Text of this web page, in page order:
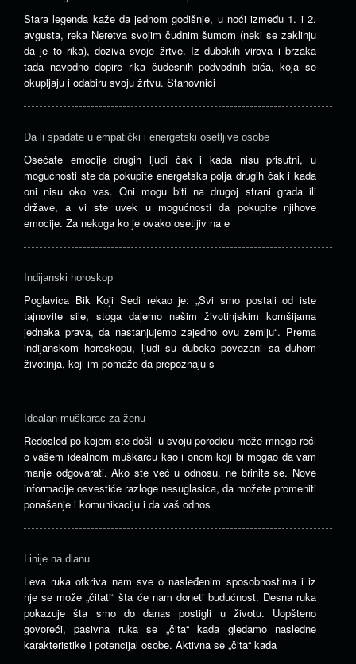
Stara legenda kaže da jednom godišnje, u noći između 1. i 2.
avgusta, reka Neretva svojim čudnim šumom (neki se zaklinju
da je to rika), doziva svoje žrtve. Iz dubokih virova i brzaka
tada navodno dopire rika čudesnih podvodnih bića, koja se
okupljaju i odabiru svoju žrtvu. Stanovnici
Da li spadate u empatički i energetski osetljive osobe
Osećate emocije drugih ljudi čak i kada nisu prisutni, u
mogućnosti ste da pokupite energetska polja drugih čak i kada
oni nisu oko vas. Oni mogu biti na drugoj strani grada ili
države, a vi ste uvek u mogućnosti da pokupite njihove
emocije. Za nekoga ko je ovako osetljiv na e
Indijanski horoskop
Poglavica Bik Koji Sedi rekao je: „Svi smo postali od iste
tajnovite sile, stoga dajemo našim životinjskim komšijama
jednaka prava, da nastanjujemo zajedno ovu zemlju“. Prema
indijanskom horoskopu, ljudi su duboko povezani sa duhom
životinja, koji im pomaže da prepoznaju s
Idealan muškarac za ženu
Redosled po kojem ste došli u svoju porodicu može mnogo reći
o vašem idealnom muškarcu kao i onom koji bi mogao da vam
manje odgovarati. Ako ste već u odnosu, ne brinite se. Nove
informacije osvestiće razloge nesuglasica, da možete promeniti
ponašanje i komunikaciju i da vaš odnos
Linije na dlanu
Leva ruka otkriva nam sve o nasleđenim sposobnostima i iz
nje se može „čitati“ šta će nam doneti budućnost. Desna ruka
pokazuje šta smo do danas postigli u životu. Uopšteno
govoreći, pasivna ruka se „čita“ kada gledamo nasledne
karakteristike i potencijal osobe. Aktivna se „čita“ kada